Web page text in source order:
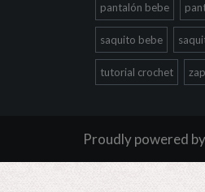
pantalón bebe
saquito bebe
tutorial crochet
Proudly powered